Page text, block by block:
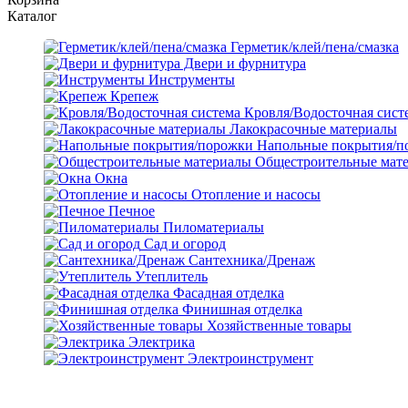
Каталог
Герметик/клей/пена/смазка
Двери и фурнитура
Инструменты
Крепеж
Кровля/Водосточная
Лакокрасочные материалы
Напольные покрытия/
Общестроительные
Окна
Отопление и насосы
Печное
Пиломатериалы
Сад и огород
Сантехника/Дренаж
Утеплитель
Фасадная отделка
Финишная отделка
Хозяйственные товары
Электрика
Электроинструмент